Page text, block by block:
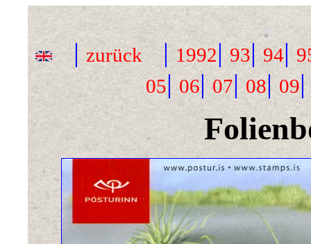
| zurück| 1992| 93| 94|
05|06|07| 08| 09